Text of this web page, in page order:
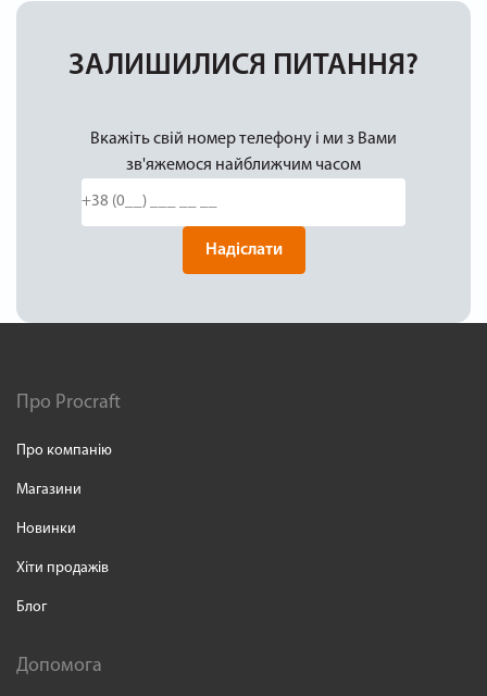
ЗАЛИШИЛИСЯ ПИТАННЯ?
Вкажіть свій номер телефону і ми з Вами
зв'яжемося найближчим часом
Надіслати
Про Procraft
Про компанію
Магазини
Новинки
Хіти продажів
Блог
Допомога